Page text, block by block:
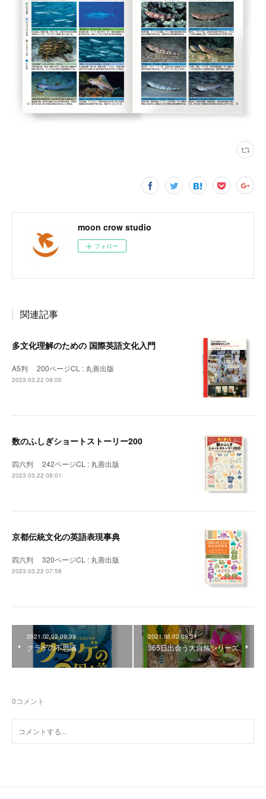
moon crow studio
フォロー
関連記事
多文化理解のための 国際英語文化入門
A5判 200ページCL : 丸善出版
2023.03.22 08:05
数のふしぎショートストーリー200
四六判 242ページCL : 丸善出版
2023.03.22 08:01
京都伝統文化の英語表現事典
四六判 320ページCL : 丸善出版
2023.03.22 07:58
2021.02.02 09:39
クラゲの不思議
2021.02.02 09:31
365日出会う大自然シリーズ
0コメント